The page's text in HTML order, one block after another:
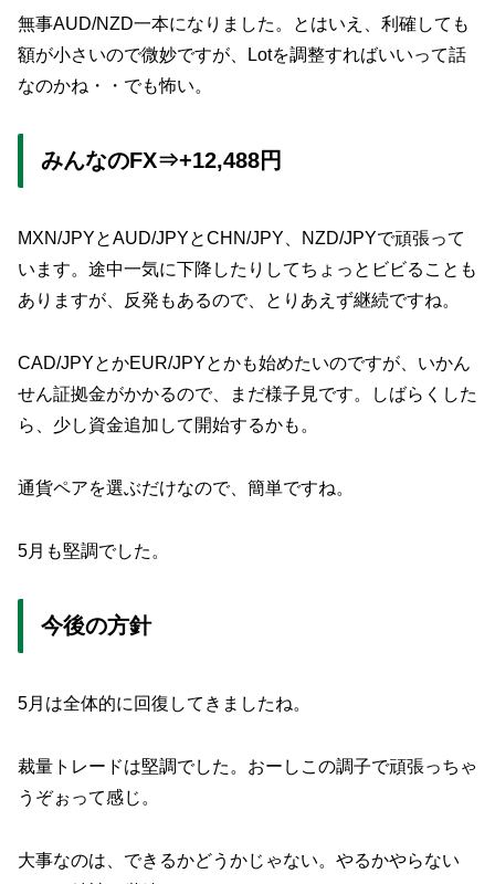
無事AUD/NZD一本になりました。とはいえ、利確しても
額が小さいので微妙ですが、Lotを調整すればいいって話
なのかね・・でも怖い。
みんなのFX⇒+12,488円
MXN/JPYとAUD/JPYとCHN/JPY、NZD/JPYで頑張って
います。途中一気に下降したりしてちょっとビビることも
ありますが、反発もあるので、とりあえず継続ですね。
CAD/JPYとかEUR/JPYとかも始めたいのですが、いかん
せん証拠金がかかるので、まだ様子見です。しばらくした
ら、少し資金追加して開始するかも。
通貨ペアを選ぶだけなので、簡単ですね。
5月も堅調でした。
今後の方針
5月は全体的に回復してきましたね。
裁量トレードは堅調でした。おーしこの調子で頑張っちゃ
うぞぉって感じ。
大事なのは、できるかどうかじゃない。やるかやらない